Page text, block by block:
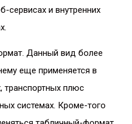
сервисах и внутренних
Данный вид более
еще применяется в
транспортных плюс
системах. Кроме-того